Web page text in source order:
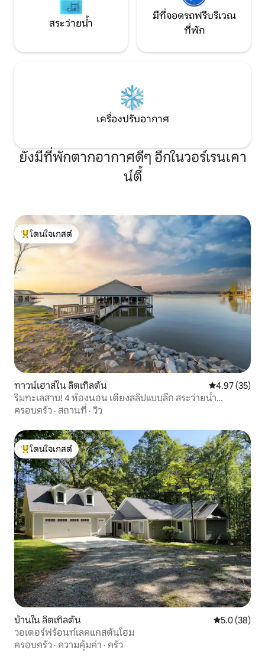
สระว่ายน้ำ
มีที่จอดรถฟรีบริเวณ
ที่พัก
เครื่องปรับอากาศ
ยังมีที่พักตากอากาศดีๆ อีกในวอร์เรนเคา
น์ตี้
โดนใจเกสต์ที่สุด
โดนใจเกสต์
ทาวน์เฮาส์ใน ลิตเทิลตัน คะแนนเฉลี่ย
4.97 (35)
ริมทะเลสาบ! 4 ห้องนอน เตียงสลิปแบบลึก สระว่ายน้ำ
ชายหาด ลิฟต์
ครอบครัว · สถานที่ · วิว
โดนใจเกสต์ที่สุด
โดนใจเกสต์
บ้านใน ลิตเทิลตัน คะแนนเฉลี่ย
5.0 (38)
วอเตอร์ฟร้อนท์เลคแกสตันโฮม
ครอบครัว · ความคุ้มค่า · ครัว